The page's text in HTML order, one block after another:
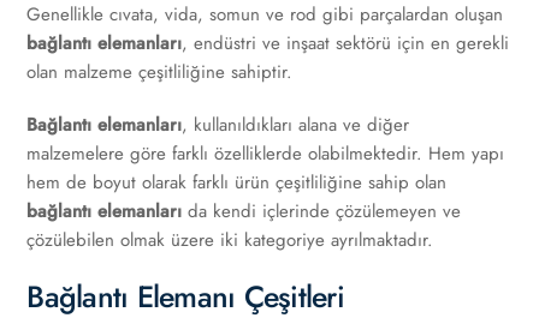
Genellikle cıvata, vida, somun ve rod gibi parçalardan oluşan
bağlantı elemanları, endüstri ve inşaat sektörü için en gerekli
olan malzeme çeşitliliğine sahiptir.
Bağlantı elemanları, kullanıldıkları alana ve diğer
malzemelere göre farklı özelliklerde olabilmektedir. Hem yapı
hem de boyut olarak farklı ürün çeşitliliğine sahip olan
bağlantı elemanları da kendi içlerinde çözülemeyen ve
çözülebilen olmak üzere iki kategoriye ayrılmaktadır.
Bağlantı Elemanı Çeşitleri